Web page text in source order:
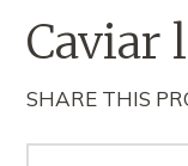
Caviar
SHARE THIS